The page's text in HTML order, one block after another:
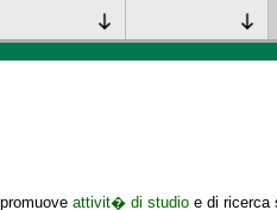
attivit� di studio e di ricerca